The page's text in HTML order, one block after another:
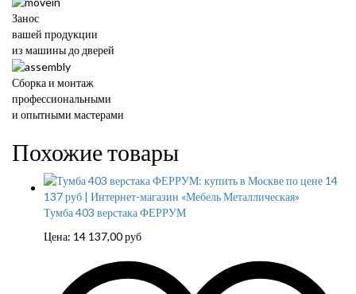
Занос
вашей продукции
из машины до дверей
Сборка и монтаж
профессиональными
и опытными мастерами
Похожие товары
Тумба 403 верстака ФЕРРУМ
Цена: 14 137,00руб